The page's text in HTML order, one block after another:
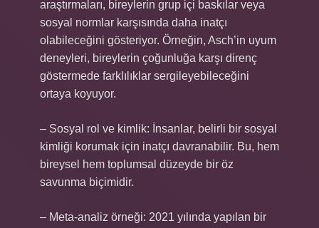
araştırmaları, bireylerin grup içi baskılar veya
sosyal normlar karşısında daha inatçı
olabileceğini gösteriyor. Örneğin, Asch’in uyum
deneyleri, bireylerin çoğunluğa karşı direnç
göstermede farklılıklar sergileyebileceğini
ortaya koyuyor.
– Sosyal rol ve kimlik: İnsanlar, belirli bir sosyal
kimliği korumak için inatçı davranabilir. Bu, hem
bireysel hem toplumsal düzeyde bir öz
savunma biçimidir.
– Meta-analiz örneği: 2021 yılında yapılan bir